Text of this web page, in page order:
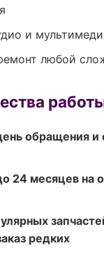
и
любой
обращения и
24 месяцев на
редких